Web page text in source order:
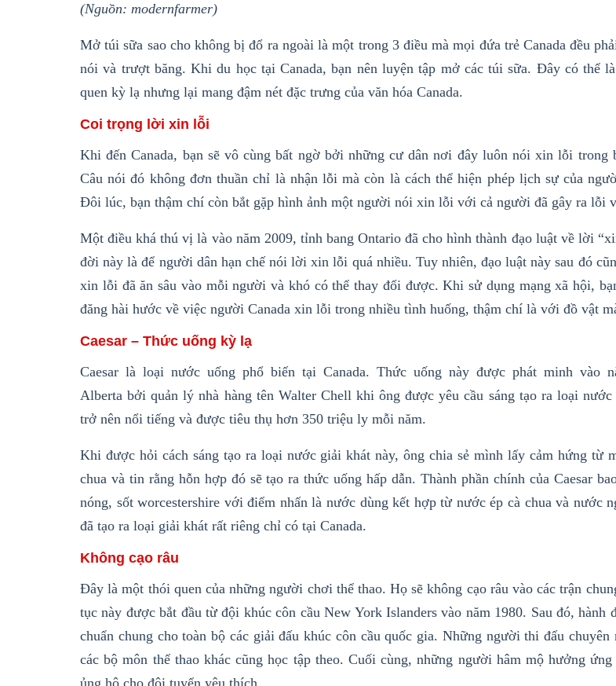
(Nguồn: modernfarmer)
Mở túi sữa sao cho không bị đổ ra ngoài là một trong 3 điều mà mọi đứa trẻ Canada đều
nói và trượt băng. Khi du học tại Canada, bạn nên luyện tập mở các túi sữa. Đây có thể
quen kỳ lạ nhưng lại mang đậm nét đặc trưng của văn hóa Canada.
Coi trọng lời xin lỗi
Khi đến Canada, bạn sẽ vô cùng bất ngờ bởi những cư dân nơi đây luôn nói xin lỗi trong
Câu nói đó không đơn thuần chỉ là nhận lỗi mà còn là cách thể hiện phép lịch sự của
Đôi lúc, bạn thậm chí còn bắt gặp hình ảnh một người nói xin lỗi với cả người đã gây ra lỗi
Một điều khá thú vị là vào năm 2009, tỉnh bang Ontario đã cho hình thành đạo luật về lời
đời này là để người dân hạn chế nói lời xin lỗi quá nhiều. Tuy nhiên, đạo luật này sau đó
xin lỗi đã ăn sâu vào mỗi người và khó có thể thay đổi được. Khi sử dụng mạng xã hội,
đăng hài hước về việc người Canada xin lỗi trong nhiều tình huống, thậm chí là với đồ vật
Caesar – Thức uống kỳ lạ
Caesar là loại nước uống phổ biến tại Canada. Thức uống này được phát minh vào
Alberta bởi quản lý nhà hàng tên Walter Chell khi ông được yêu cầu sáng tạo ra loại nước
trở nên nổi tiếng và được tiêu thụ hơn 350 triệu ly mỗi năm.
Khi được hỏi cách sáng tạo ra loại nước giải khát này, ông chia sẻ mình lấy cảm hứng từ
chua và tin rằng hỗn hợp đó sẽ tạo ra thức uống hấp dẫn. Thành phần chính của Caesar
nóng, sốt worcestershire với điểm nhấn là nước dùng kết hợp từ nước ép cà chua và nước
đã tạo ra loại giải khát rất riêng chỉ có tại Canada.
Không cạo râu
Đây là một thói quen của những người chơi thể thao. Họ sẽ không cạo râu vào các trận
tục này được bắt đầu từ đội khúc côn cầu New York Islanders vào năm 1980. Sau đó, hành
chuẩn chung cho toàn bộ các giải đấu khúc côn cầu quốc gia. Những người thi đấu
các bộ môn thể thao khác cũng học tập theo. Cuối cùng, những người hâm mộ hưởng
ủng hộ cho đội tuyển yêu thích.